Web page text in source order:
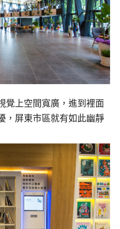
覺上空間寬廣，進到裡面
，屏東市區就有如此幽靜